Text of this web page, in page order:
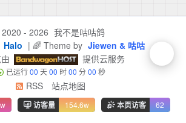
- 2026 我不是咕咕鸽
Halo | 🌈 Theme by Jiewen & 咕咕
提供云服务
已运行00 天00 时00 分00 秒
RSS 站点地图
访客量 154.6w 本页访客 62